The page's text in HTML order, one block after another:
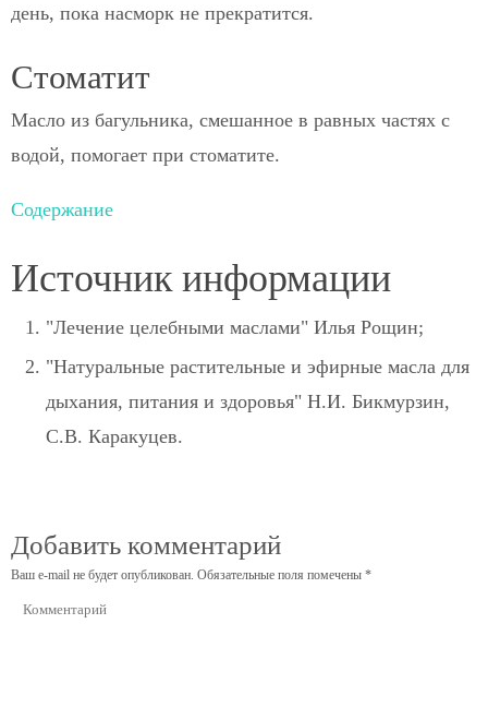
день, пока насморк не прекратится.
Стоматит
Масло из багульника, смешанное в равных частях с
водой, помогает при стоматите.
Содержание
Источник информации
"Лечение целебными маслами" Илья Рощин;
"Натуральные растительные и эфирные масла для
дыхания, питания и здоровья" Н.И. Бикмурзин,
С.В. Каракуцев.
Добавить комментарий
Ваш e-mail не будет опубликован. Обязательные поля помечены *